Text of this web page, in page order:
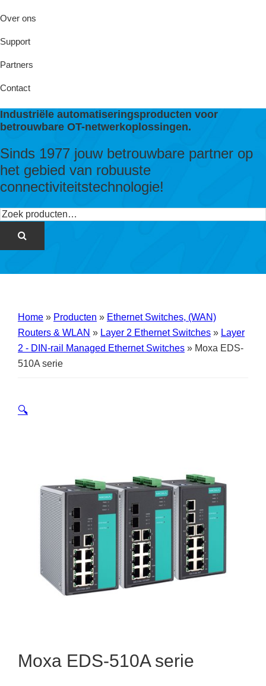
Over ons
Support
Partners
Contact
Industriële automatiseringsproducten voor
betrouwbare OT-netwerkoplossingen.
Sinds 1977 jouw betrouwbare partner op
het gebied van robuuste
connectiviteitstechnologie!
Zoeken
Home » Producten » Ethernet Switches, (WAN)
Routers & WLAN » Layer 2 Ethernet Switches » Layer
2 - DIN-rail Managed Ethernet Switches » Moxa EDS-
510A serie
🔍
Moxa EDS-510A serie